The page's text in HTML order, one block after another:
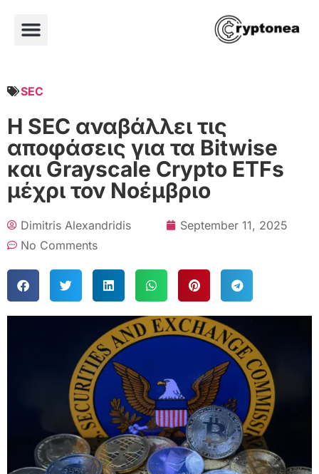
SEC
Η SEC αναβάλλει τις
αποφάσεις για τα Bitwise
και Grayscale Crypto ETFs
μέχρι τον Νοέμβριο
Dimitris Alexandridis
September 11, 2025
No Comments